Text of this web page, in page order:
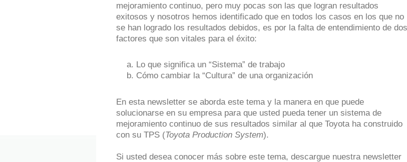
mejoramiento continuo, pero muy pocas son las que logran resultados
exitosos y nosotros hemos identificado que en todos los casos en los que no
se han logrado los resultados debidos, es por la falta de entendimiento de dos
factores que son vitales para el éxito:
Lo que significa un “Sistema” de trabajo
Cómo cambiar la “Cultura” de una organización
En esta newsletter se aborda este tema y la manera en que puede
solucionarse en su empresa para que usted pueda tener un sistema de
mejoramiento continuo de sus resultados similar al que Toyota ha construido
con su TPS (Toyota Production System).
Si usted desea conocer más sobre este tema, descargue nuestra newsletter